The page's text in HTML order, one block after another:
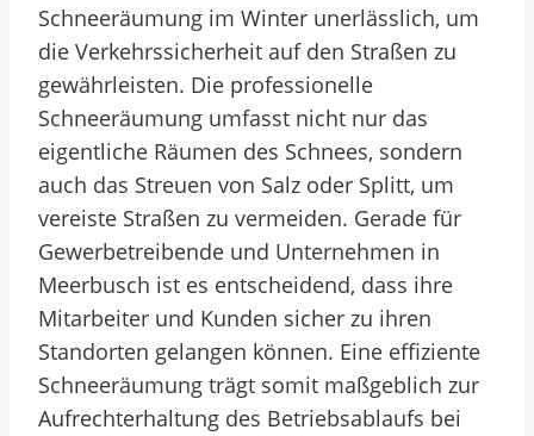
Schneeräumung im Winter unerlässlich, um
die Verkehrssicherheit auf den Straßen zu
gewährleisten. Die professionelle
Schneeräumung umfasst nicht nur das
eigentliche Räumen des Schnees, sondern
auch das Streuen von Salz oder Splitt, um
vereiste Straßen zu vermeiden. Gerade für
Gewerbetreibende und Unternehmen in
Meerbusch ist es entscheidend, dass ihre
Mitarbeiter und Kunden sicher zu ihren
Standorten gelangen können. Eine effiziente
Schneeräumung trägt somit maßgeblich zur
Aufrechterhaltung des Betriebsablaufs bei